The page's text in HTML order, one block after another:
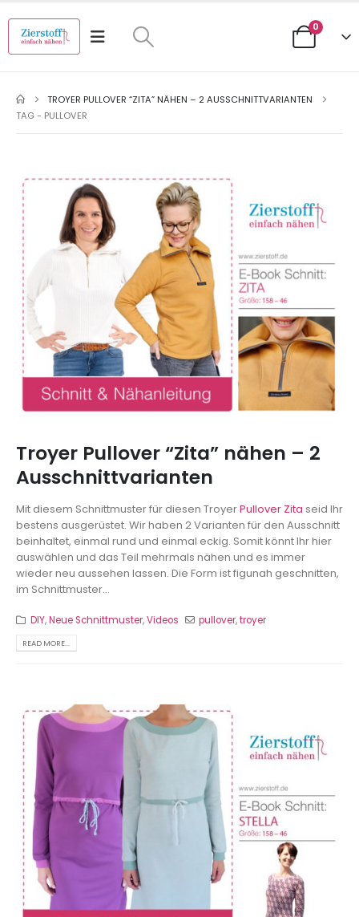
0
TROYER PULLOVER “ZITA” NÄHEN – 2 AUSSCHNITTVARIANTEN
TAG - PULLOVER
Troyer Pullover “Zita” nähen – 2
Ausschnittvarianten
Mit diesem Schnittmuster für diesen TroyerPullover Zita seid Ihr
bestens ausgerüstet. Wir haben 2 Varianten für den Ausschnitt
beinhaltet, einmal rund und einmal eckig. Somit könnt Ihr hier
auswählen und das Teil mehrmals nähen und es immer
wieder neu aussehen lassen. Die Form ist figunah geschnitten,
im Schnittmuster...
DIY,Neue Schnittmuster,Videos pullover,troyer
READ MORE...